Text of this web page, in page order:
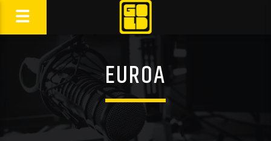
EUROA